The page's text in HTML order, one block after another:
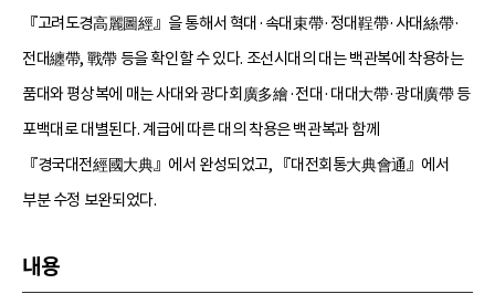
『고려도경高麗圖經』을 통해서 혁대·속대束帶·정대鞓帶·사대絲帶·
전대纏帶, 戰帶 등을 확인할 수 있다. 조선시대의 대는 백관복에 착용하는
품대와 평상복에 매는 사대와 광다회廣多繪·전대·대대大帶·광대廣帶 등
포백대로 대별된다. 계급에 따른 대의 착용은 백관복과 함께
『경국대전經國大典』에서 완성되었고, 『대전회통大典會通』에서
부분 수정 보완되었다.
내용